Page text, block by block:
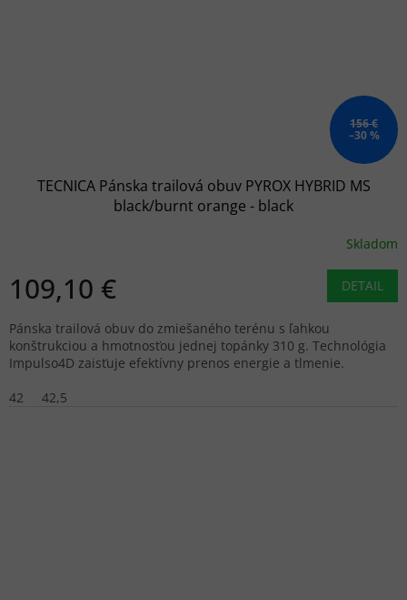
156 €
–30 %
TECNICA Pánska trailová obuv PYROX HYBRID MS
black/burnt orange - black
Skladom
109,10 € DETAIL
Pánska trailová obuv do zmiešaného terénu s ľahkou
konštrukciou a hmotnosťou jednej topánky 310 g. Technológia
Impulso4D zaisťuje efektívny prenos energie a tlmenie.
42
42,5